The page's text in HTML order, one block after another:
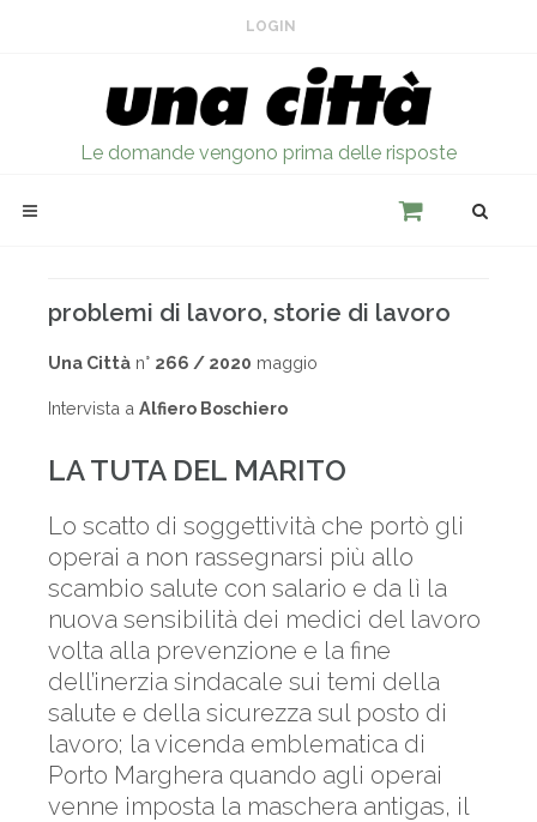
LOGIN
Le domande vengono prima delle risposte
problemi di lavoro, storie di lavoro
Una Città n° 266 / 2020 maggio
Intervista a Alfiero Boschiero
LA TUTA DEL MARITO
Lo scatto di soggettività che portò gli
operai a non rassegnarsi più allo
scambio salute con salario e da lì la
nuova sensibilità dei medici del lavoro
volta alla prevenzione e la fine
dell’inerzia sindacale sui temi della
salute e della sicurezza sul posto di
lavoro; la vicenda emblematica di
Porto Marghera quando agli operai
venne imposta la maschera antigas, il